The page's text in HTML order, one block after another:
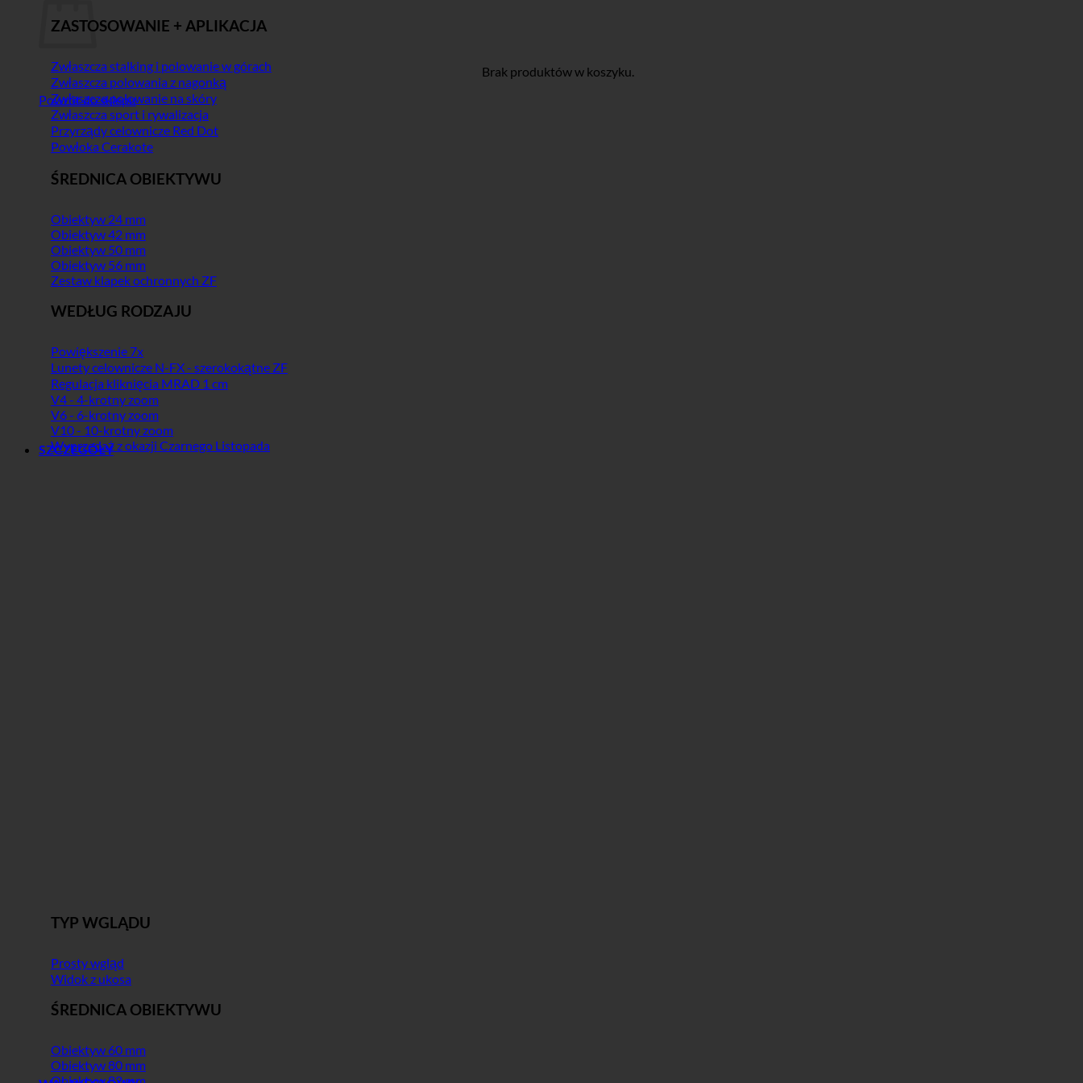
Brak produktów w koszyku.
Powrót do sklepu
ZASTOSOWANIE + APLIKACJA
Zwłaszcza stalking i polowanie w górach
Zwłaszcza polowania z nagonką
Zwłaszcza polowanie na skóry
Zwłaszcza sport i rywalizacja
Przyrządy celownicze Red Dot
Powłoka Cerakote
ŚREDNICA OBIEKTYWU
Obiektyw 24 mm
Obiektyw 42 mm
Obiektyw 50 mm
Obiektyw 56 mm
Zestaw klapek ochronnych ZF
WEDŁUG RODZAJU
Powiększenie 7x
Lunety celownicze N-FX - szerokokątne ZF
Regulacja kliknięcia MRAD 1 cm
V4 - 4-krotny zoom
V6 - 6-krotny zoom
V10 - 10-krotny zoom
Wyprzedaż z okazji Czarnego Listopada
SZCZEGÓŁY
TYP WGLĄDU
Prosty wgląd
Widok z ukosa
ŚREDNICA OBIEKTYWU
Obiektyw 60 mm
Obiektyw 80 mm